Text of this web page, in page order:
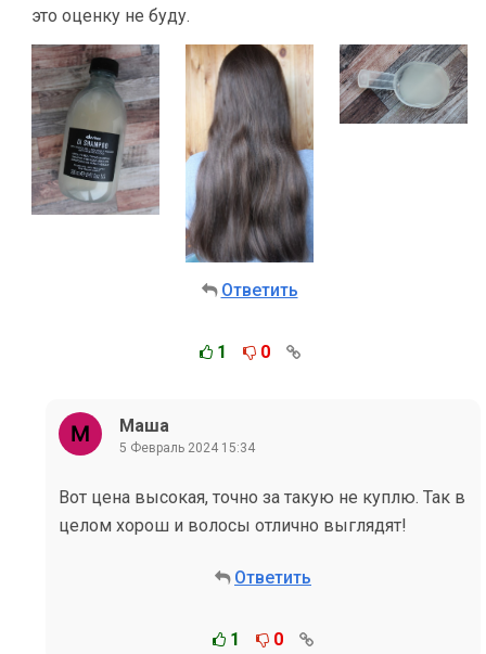
это оценку не буду.
Ответить
1 0
Маша
5 Февраль 2024 15:34
Вот цена высокая, точно за такую не куплю. Так в
целом хорош и волосы отлично выглядят!
Ответить
1 0